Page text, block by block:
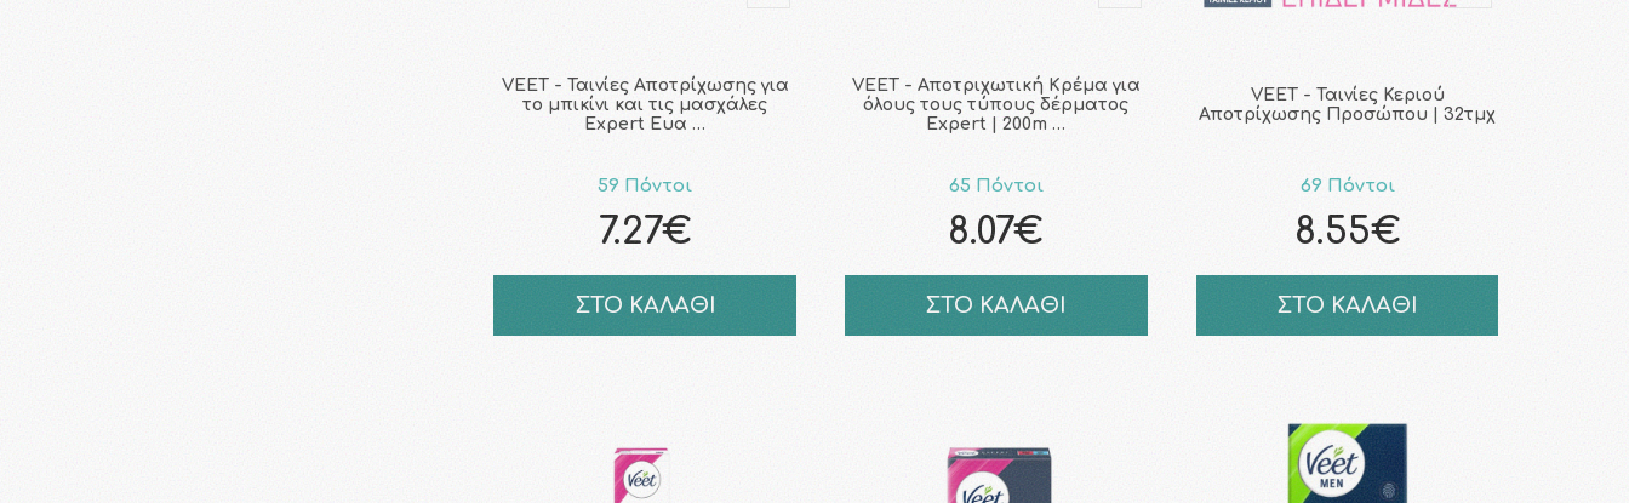
VEET - Ταινίες Αποτρίχωσης για
το μπικίνι και τις μασχάλες
Expert Ευα …
59 Πόντοι
7.27€
ΣΤΟ ΚΑΛΑΘΙ
VEET - Αποτριχωτική Κρέμα για
όλους τους τύπους δέρματος
Expert | 200m …
65 Πόντοι
8.07€
ΣΤΟ ΚΑΛΑΘΙ
VEET - Ταινίες Κεριού
Αποτρίχωσης Προσώπου | 32τμχ
69 Πόντοι
8.55€
ΣΤΟ ΚΑΛΑΘΙ